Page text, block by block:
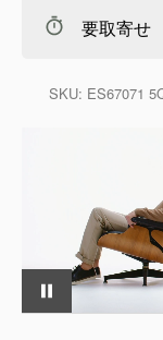
要取寄せ
SKU: ES67071